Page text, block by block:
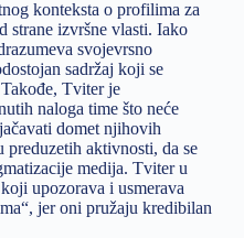
konteksta o profilima za
strane izvršne vlasti. Iako
svojevrsno
sadržaj koji se
Tviter je
naloga time što neće
domet njihovih
aktivnosti, da se
medija. Tviter u
upozorava i usmerava
jer oni pružaju kredibilan